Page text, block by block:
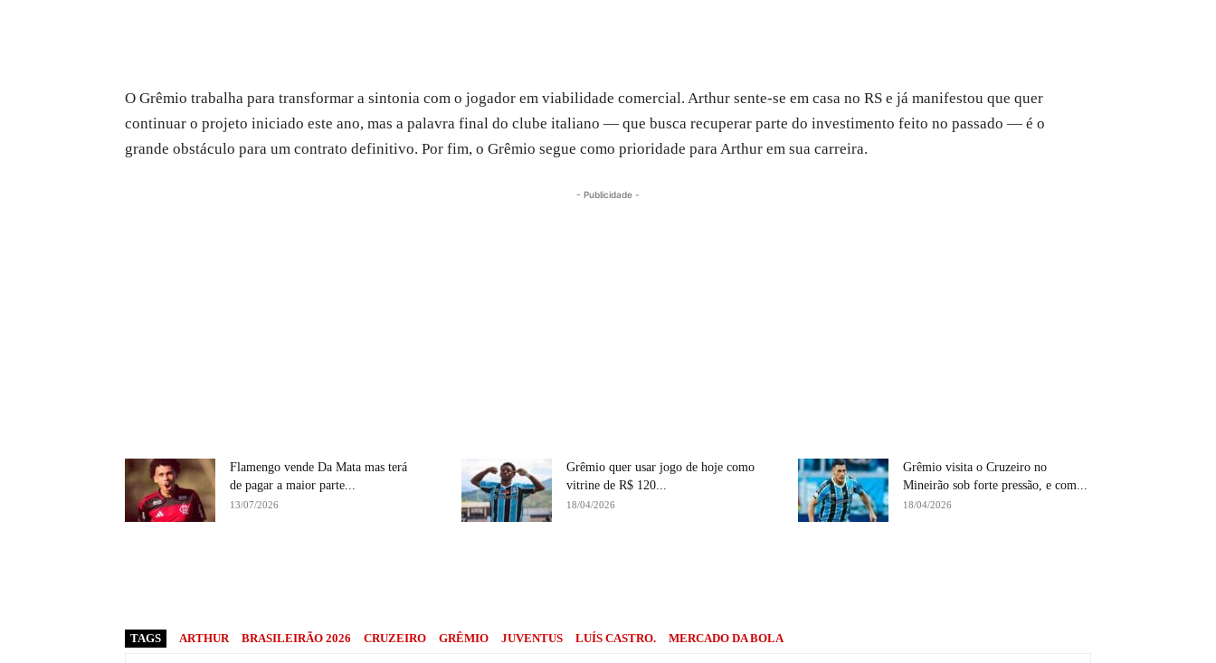
O Grêmio trabalha para transformar a sintonia com o jogador em viabilidade comercial. Arthur sente-se em casa no RS e já manifestou que quer
continuar o projeto iniciado este ano, mas a palavra final do clube italiano — que busca recuperar parte do investimento feito no passado — é o
grande obstáculo para um contrato definitivo. Por fim, o Grêmio segue como prioridade para Arthur em sua carreira.
- Publicidade -
Flamengo vende Da Mata mas terá
de pagar a maior parte...
13/07/2026
Grêmio quer usar jogo de hoje como
vitrine de R$ 120...
18/04/2026
Grêmio visita o Cruzeiro no
Mineirão sob forte pressão, e com...
18/04/2026
TAGS ARTHUR BRASILEIRÃO 2026 CRUZEIRO GRÊMIO JUVENTUS LUÍS CASTRO. MERCADO DA BOLA